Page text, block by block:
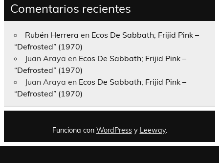
Comentarios recientes
Rubén Herrera en Ecos De Sabbath; Frijid Pink –
“Defrosted” (1970)
Juan Araya en Ecos De Sabbath; Frijid Pink –
“Defrosted” (1970)
Juan Araya en Ecos De Sabbath; Frijid Pink –
“Defrosted” (1970)
Funciona con WordPressy Leeway.